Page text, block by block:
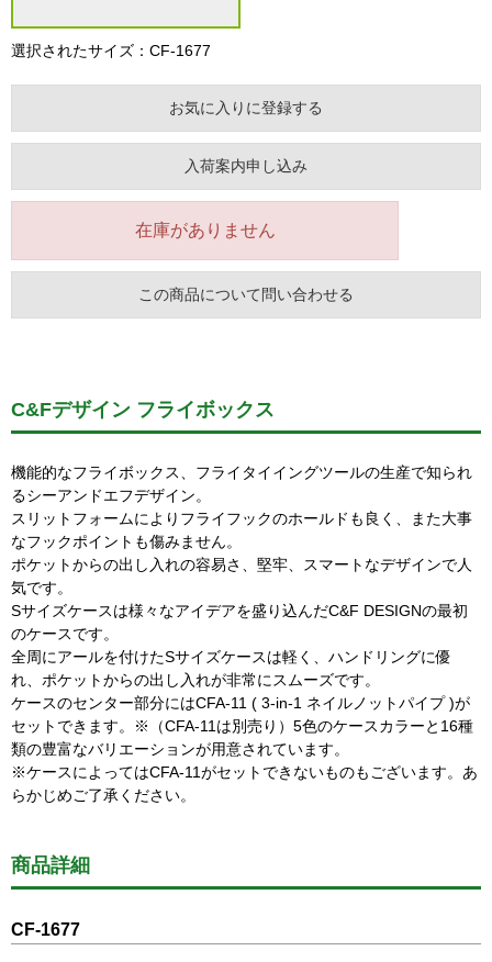
選択されたサイズ：CF-1677
お気に入りに登録する
入荷案内申し込み
在庫がありません
この商品について問い合わせる
C&Fデザイン フライボックス
機能的なフライボックス、フライタイイングツールの生産で知られ
るシーアンドエフデザイン。
スリットフォームによりフライフックのホールドも良く、また大事
なフックポイントも傷みません。
ポケットからの出し入れの容易さ、堅牢、スマートなデザインで人
気です。
Sサイズケースは様々なアイデアを盛り込んだC&F DESIGNの最初
のケースです。
全周にアールを付けたSサイズケースは軽く、ハンドリングに優
れ、ポケットからの出し入れが非常にスムーズです。
ケースのセンター部分にはCFA-11 ( 3-in-1 ネイルノットパイプ )が
セットできます。※（CFA-11は別売り）5色のケースカラーと16種
類の豊富なバリエーションが用意されています。
※ケースによってはCFA-11がセットできないものもございます。あ
らかじめご了承ください。
商品詳細
CF-1677